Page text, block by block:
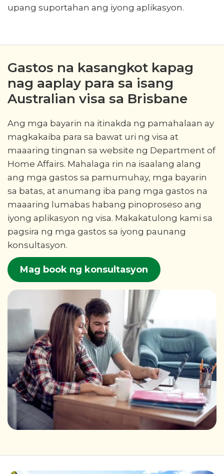
upang suportahan ang iyong aplikasyon.
Gastos na kasangkot kapag
nag aaplay para sa isang
Australian visa sa Brisbane
Ang mga bayarin na itinakda ng pamahalaan ay
magkakaiba para sa bawat uri ng visa at
maaaring tingnan sa website ng Department of
Home Affairs. Mahalaga rin na isaalang alang
ang mga gastos sa pamumuhay, mga bayarin
sa batas, at anumang iba pang mga gastos na
maaaring lumabas habang pinoproseso ang
iyong aplikasyon ng visa. Makakatulong kami sa
pagsira ng mga gastos sa iyong paunang
konsultasyon.
Mag book ng konsultasyon